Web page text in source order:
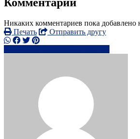
Комментарии
Никаких комментариев пока добавлено
Печать
Отправить другу